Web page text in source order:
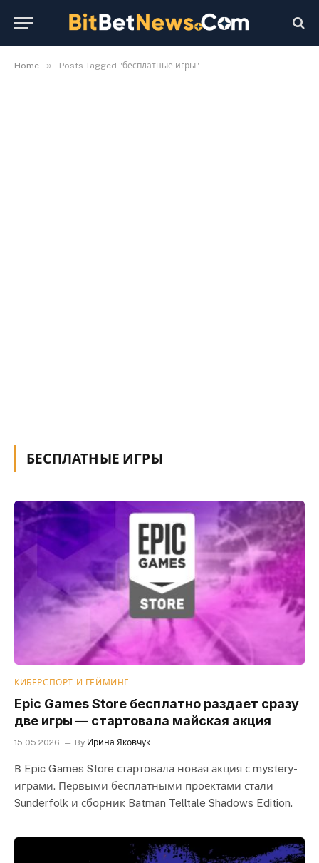
Home » Posts Tagged "бесплатные игры"
БЕСПЛАТНЫЕ ИГРЫ
КИБЕРСПОРТ И ГЕЙМИНГ
Epic Games Store бесплатно раздает сразу
две игры — стартовала майская акция
15.05.2026 By Ирина Яковчук
В Epic Games Store стартовала новая акция с mystery-
играми. Первыми бесплатными проектами стали
Sunderfolk и сборник Batman Telltale Shadows Edition.